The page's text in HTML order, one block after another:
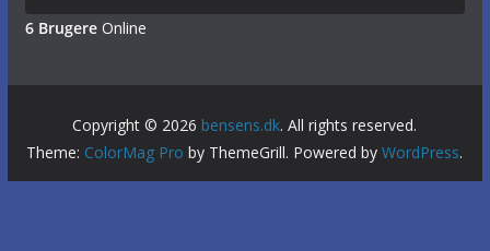
6 BrugereOnline
Copyright © 2026 bensens.dk. All rights reserved.
Theme: ColorMag Pro by ThemeGrill. Powered byWordPress.